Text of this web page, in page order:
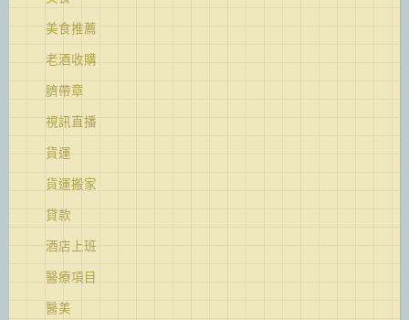
美食推薦
老酒收購
臍帶章
視訊直播
貨運
貨運搬家
貸款
酒店上班
醫療項目
醫美